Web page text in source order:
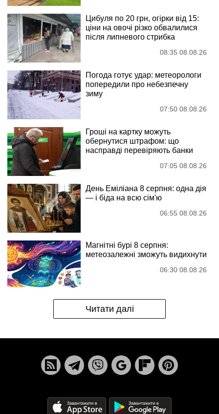
Цибуля по 20 грн, огірки від 15:
ціни на овочі різко обвалилися
після липневого стрибка
08:35 08.08.26
Погода готує удар: метеорологи
попередили про небезпечну
зиму
07:50 08.08.26
Гроші на картку можуть
обернутися штрафом: що
насправді перевіряють банки
07:05 08.08.26
День Еміліана 8 серпня: одна дія
— і біда на всю сім'ю
06:55 08.08.26
Магнітні бурі 8 серпня:
метеозалежні зможуть видихнути
06:30 08.08.26
Читати далі